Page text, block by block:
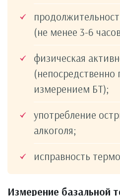
(не менее 3-6
физическая
(непосредственно
измерением БТ);
употребление
алкоголя;
исправность
Измерение базальной